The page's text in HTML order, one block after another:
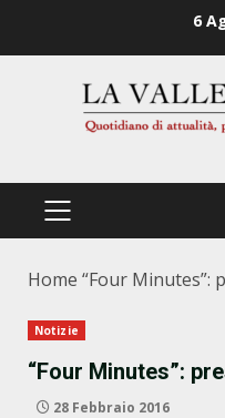
6
PRIMÄRES
Home “Four Minutes”:
Notizie
“Four Minutes”:
28 Febbraio 2016